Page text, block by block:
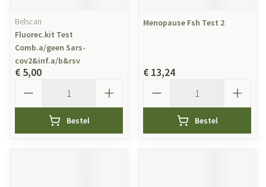
Belscan
Fluorec.kit Test
Comb.a/geen Sars-
cov2&inf.a/b&rsv
€ 5,00
Bestel
Menopause Fsh Test 2
€ 13,24
Bestel